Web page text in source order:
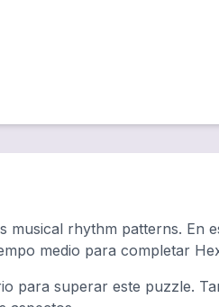
rhythm patterns. En
medio para completar
para superar este puzzle.